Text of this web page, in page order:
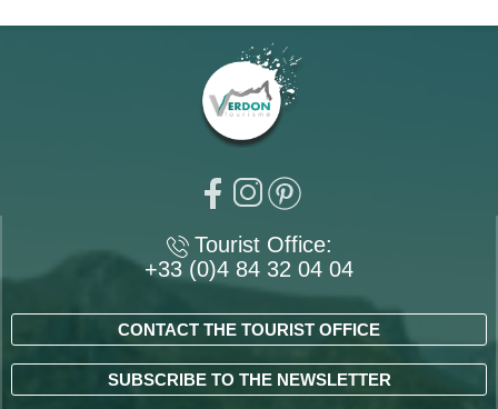
Tourist Office:
+33 (0)4 84 32 04 04
CONTACT THE TOURIST OFFICE
SUBSCRIBE TO THE NEWSLETTER